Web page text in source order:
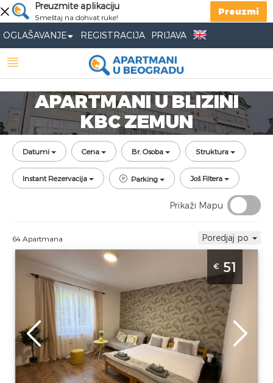
Preuzmite aplikaciju
Smeštaj na dohvat ruke!
Preuzmi
OGLAŠAVANJE REGISTRACIJA PRIJAVA
APARTMANI U BLIZINI
KBC ZEMUN
Datumi Cena Br. Osoba Struktura
Instant Rezervacija Parking Još Filtera
Prikaži Mapu
64 Apartmana Poredjaj po
Dvosoban Apartman Angela Zemun 2
Beograd Zemun je lepo uredjen stan na
dan u Zemunu
Beograd
Lokacija:
Beograd Zemun
Adresa:
Vladimira
Gosti:4
Kvadratura :45
m2
Struktura :
€ 51